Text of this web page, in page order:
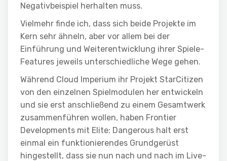
Negativbeispiel herhalten muss.
Vielmehr finde ich, dass sich beide Projekte im
Kern sehr ähneln, aber vor allem bei der
Einführung und Weiterentwicklung ihrer Spiele-
Features jeweils unterschiedliche Wege gehen.
Während Cloud Imperium ihr Projekt StarCitizen
von den einzelnen Spielmodulen her entwickeln
und sie erst anschließend zu einem Gesamtwerk
zusammenführen wollen, haben Frontier
Developments mit Elite: Dangerous halt erst
einmal ein funktionierendes Grundgerüst
hingestellt, dass sie nun nach und nach im Live-